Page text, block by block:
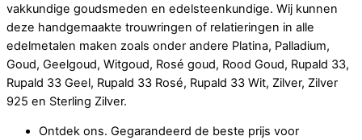
vakkundige goudsmeden en edelsteenkundige. Wij kunnen
deze handgemaakte trouwringen of relatieringen in alle
edelmetalen maken zoals onder andere Platina, Palladium,
Goud, Geelgoud, Witgoud, Rosé goud, Rood Goud, Rupald 33,
Rupald 33 Geel, Rupald 33 Rosé, Rupald 33 Wit, Zilver, Zilver
925 en Sterling Zilver.
Ontdek ons. Gegarandeerd de beste prijs voor